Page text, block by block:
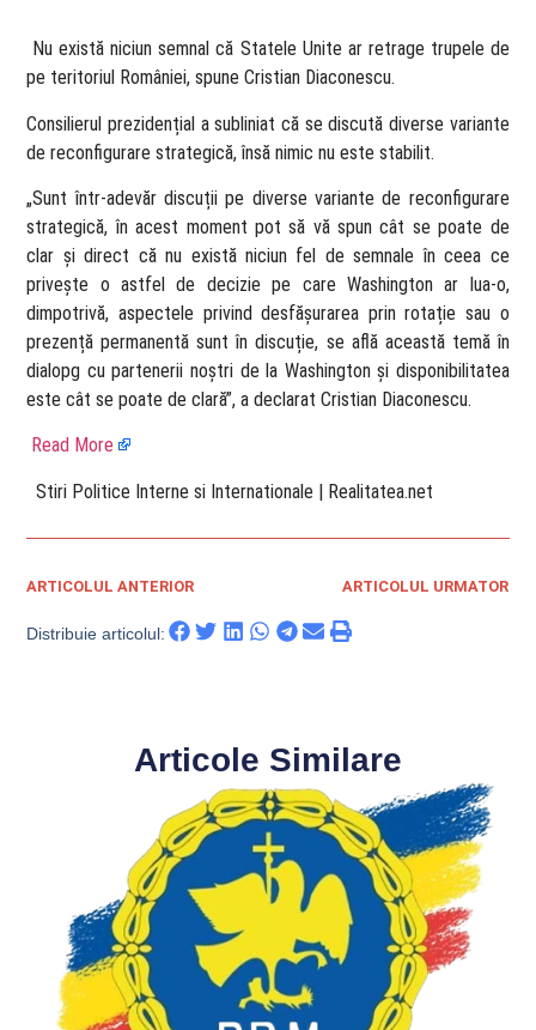
​ Nu există niciun semnal că Statele Unite ar retrage trupele de
pe teritoriul României, spune Cristian Diaconescu.
Consilierul prezidențial a subliniat că se discută diverse variante
de reconfigurare strategică, însă nimic nu este stabilit.
„Sunt într-adevăr discuții pe diverse variante de reconfigurare
strategică, în acest moment pot să vă spun cât se poate de
clar și direct că nu există niciun fel de semnale în ceea ce
privește o astfel de decizie pe care Washington ar lua-o,
dimpotrivă, aspectele privind desfășurarea prin rotație sau o
prezență permanentă sunt în discuție, se află această temă în
dialopg cu partenerii noștri de la Washington și disponibilitatea
este cât se poate de clară”, a declarat Cristian Diaconescu.
Read More
​ Stiri Politice Interne si Internationale | Realitatea.net
ARTICOLUL ANTERIOR ARTICOLUL URMATOR
Distribuie articolul:
Articole Similare